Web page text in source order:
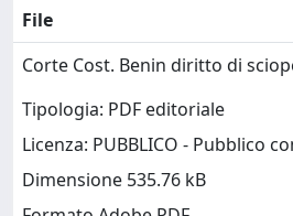
File
Corte Cost. Benin diritto di
Tipologia: PDF editoriale
Licenza: PUBBLICO - Pubblico
Dimensione 535.76 kB